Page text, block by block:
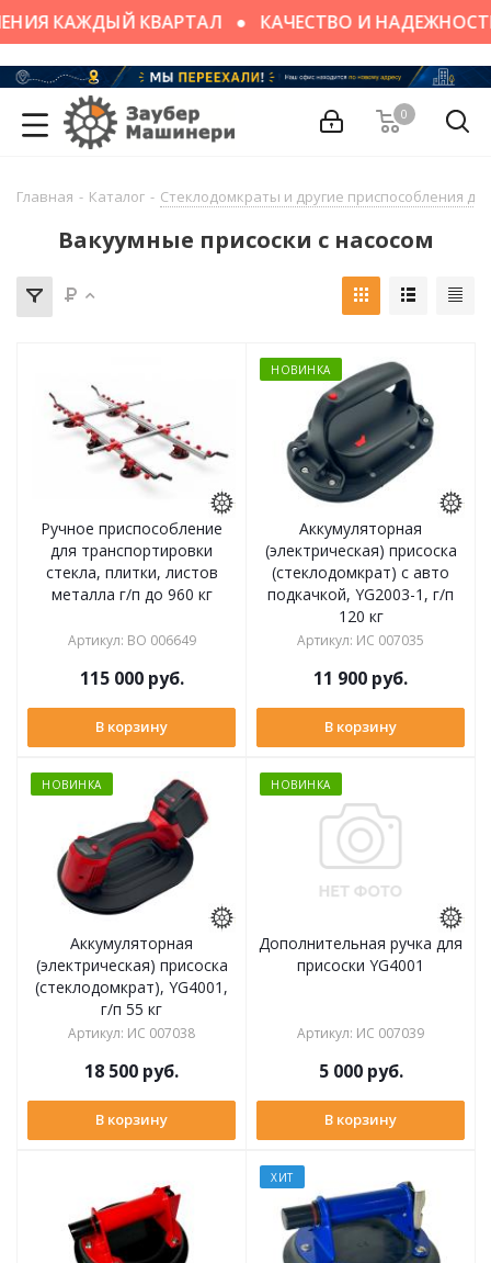
КАЖДЫЙ КВАРТАЛ КАЧЕСТВО И НАДЕЖНОСТЬ
0
Главная - Каталог - Стеклодомкраты и другие приспособления
Вакуумные присоски с насосом
Ручное приспособление
для транспортировки
стекла, плитки, листов
металла г/п до 960 кг
Артикул: ВО 006649
115 000руб.
В корзину
НОВИНКА
Аккумуляторная
(электрическая) присоска
(стеклодомкрат) с авто
подкачкой, YG2003-1, г/п
120 кг
Артикул: ИС 007035
11 900 руб.
В корзину
НОВИНКА
Аккумуляторная
(электрическая) присоска
(стеклодомкрат), YG4001,
г/п 55 кг
Артикул: ИС 007038
18 500 руб.
В корзину
НОВИНКА
Дополнительная ручка для
присоски YG4001
Артикул: ИС 007039
5 000руб.
В корзину
ХИТ